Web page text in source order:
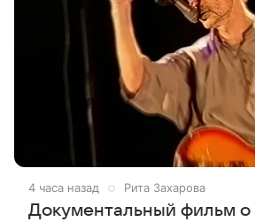
4 часа назад Рита Захарова
Документальный фильм